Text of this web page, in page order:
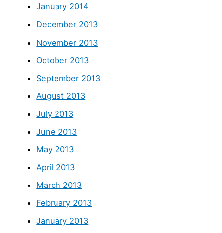
January 2014
December 2013
November 2013
October 2013
September 2013
August 2013
July 2013
June 2013
May 2013
April 2013
March 2013
February 2013
January 2013